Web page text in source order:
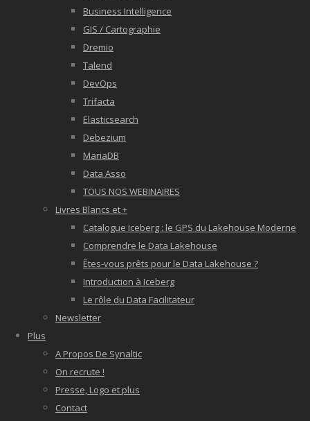
Business Intelligence
GIS / Cartographie
Dremio
Talend
DevOps
Trifacta
Elasticsearch
Debezium
MariaDB
Data Asso
TOUS NOS WEBINAIRES
Livres Blancs et +
Catalogue Iceberg : le GPS du Lakehouse Moderne
Comprendre le Data Lakehouse
Êtes-vous prêts pour le Data Lakehouse ?
Introduction à Iceberg
Le rôle du Data Facilitateur
Newsletter
Plus
A Propos De Synaltic
On recrute !
Presse, Logo et plus
Contact